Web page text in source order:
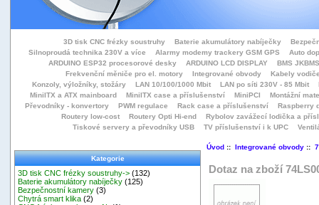
3D tisk CNC frézky soustruhy Baterie akumulátory nabíječky
Silnoproudá technika 230V a více
Alarmy modemy trackery GSM GPS
Auto
ARDUINO ESP32 procesorové desky
ARDUINO LCD DISPLAY
BMS
Frekvenční měniče pro el. motory
Integrované obvody
Kabely
Konzoly, výložníky, stožáry
LAN 10/100/1000 Mbit LAN po síti 230V - 85 Mbit
MiniITX a ATX mainboard
MiniITX case a příslušenství MiniPCI
Montážní
Převodníky - konvertory
PWM regulace Rack case a příslušenství
Raspberry
Routery low-cost
Routery Opti Hi-end
Rybolov zavážecí lodička a přísl
Tiskové servery a převodníky USB
TV příslušenství i k UPC
Kategorie
3D tisk CNC frézky soustruhy-> (132)
Baterie akumulátory nabíječky (125)
Bezpečnostní kamery (3)
Chytrá smart klika (2)
Úvod:: Integrované obvody::
Dotaz na zboží